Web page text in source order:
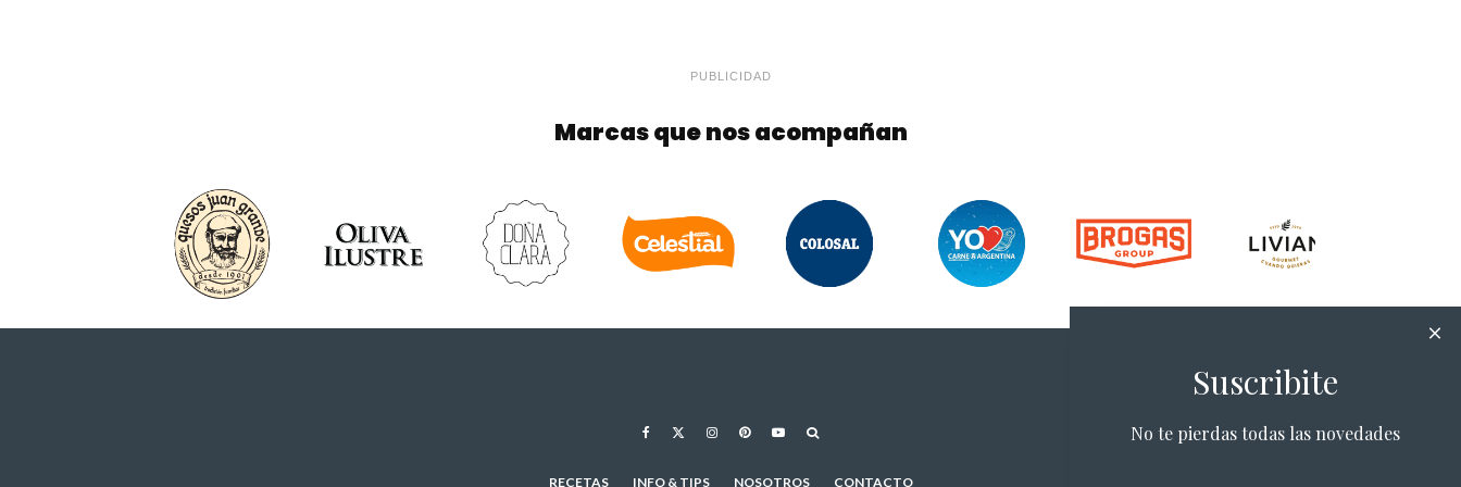
PUBLICIDAD
Marcas que nos acompañan
RECETAS INFO & TIPS NOSOTROS CONTACTO
Suscribite
No te pierdas todas las novedades